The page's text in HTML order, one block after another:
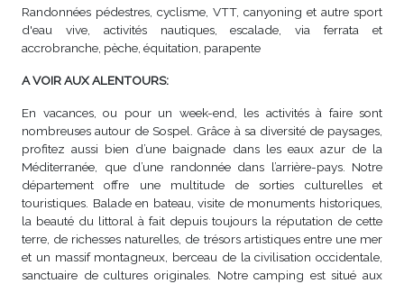
Randonnées pédestres, cyclisme, VTT, canyoning et autre sport
d'eau vive, activités nautiques, escalade, via ferrata et
accrobranche, pèche, équitation, parapente
A VOIR AUX ALENTOURS:
En vacances, ou pour un week-end, les activités à faire sont
nombreuses autour de Sospel. Grâce à sa diversité de paysages,
profitez aussi bien d’une baignade dans les eaux azur de la
Méditerranée, que d’une randonnée dans l’arrière-pays. Notre
département offre une multitude de sorties culturelles et
touristiques. Balade en bateau, visite de monuments historiques,
la beauté du littoral à fait depuis toujours la réputation de cette
terre, de richesses naturelles, de trésors artistiques entre une mer
et un massif montagneux, berceau de la civilisation occidentale,
sanctuaire de cultures originales. Notre camping est situé aux